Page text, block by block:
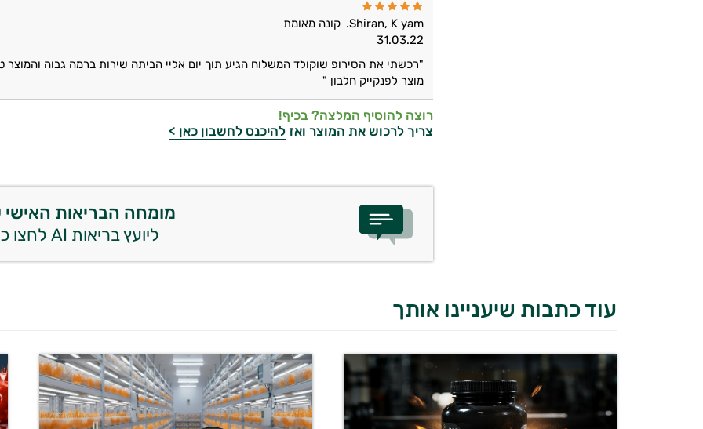
Shiran, K yam.
קונה מאומת
31.03.22
"רכשתי את הסירופ שוקולד המשלוח הגיע תוך יום אליי הביתה שירות ברמה גבוה
מוצר לפנקייק חלבון "
רוצה להוסיף המלצה? בכיף!
צריך לרכוש את המוצר ואז להיכנס לחשבון כאן >
מומחה הבריאות
ליועץ בריאות AI לחצו כאן
עוד כתבות שיעניינו אותך